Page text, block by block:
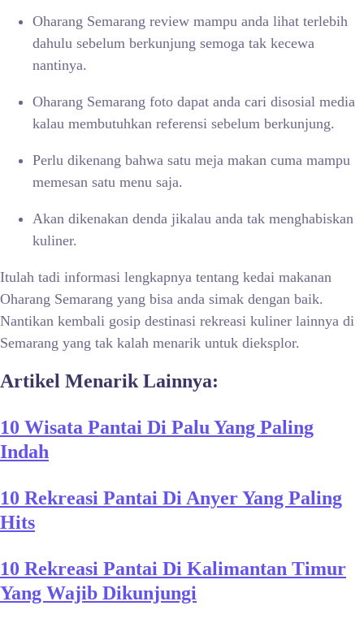
Oharang Semarang review mampu anda lihat terlebih
dahulu sebelum berkunjung semoga tak kecewa
nantinya.
Oharang Semarang foto dapat anda cari disosial media
kalau membutuhkan referensi sebelum berkunjung.
Perlu dikenang bahwa satu meja makan cuma mampu
memesan satu menu saja.
Akan dikenakan denda jikalau anda tak menghabiskan
kuliner.
Itulah tadi informasi lengkapnya tentang kedai makanan
Oharang Semarang yang bisa anda simak dengan baik.
Nantikan kembali gosip destinasi rekreasi kuliner lainnya di
Semarang yang tak kalah menarik untuk dieksplor.
Artikel Menarik Lainnya:
10 Wisata Pantai Di Palu Yang Paling
Indah
10 Rekreasi Pantai Di Anyer Yang Paling
Hits
10 Rekreasi Pantai Di Kalimantan Timur
Yang Wajib Dikunjungi